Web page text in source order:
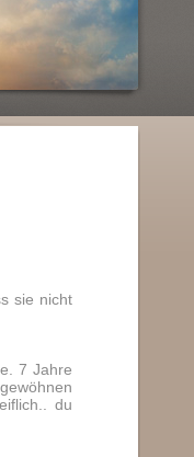
sie nicht
7 Jahre
du